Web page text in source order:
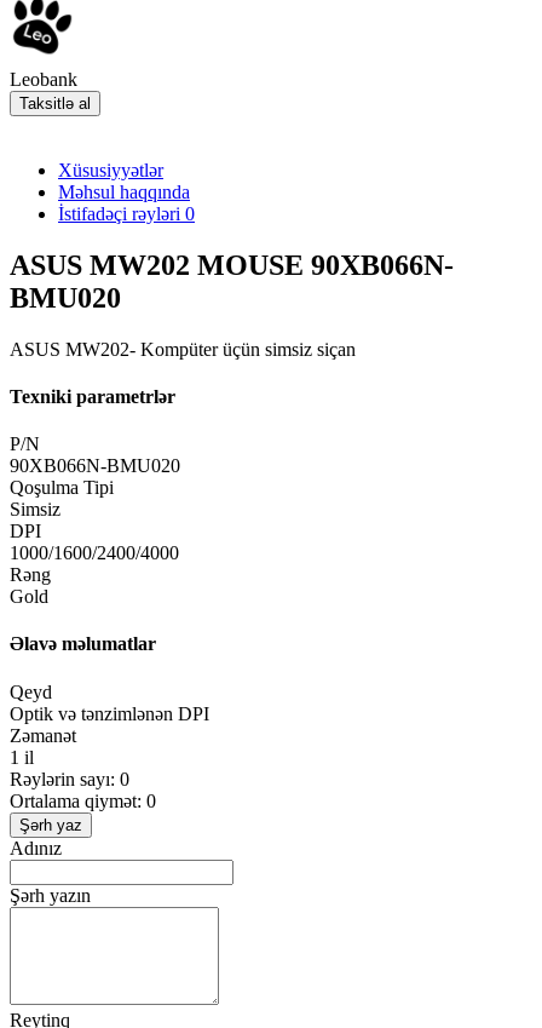
Leobank
Taksitlə al
Xüsusiyyətlər
Məhsul haqqında
İstifadəçi rəyləri 0
ASUS MW202 MOUSE 90XB066N-
BMU020
ASUS MW202- Kompüter üçün simsiz siçan
Texniki parametrlər
P/N
90XB066N-BMU020
Qoşulma Tipi
Simsiz
DPI
1000/1600/2400/4000
Rəng
Gold
Əlavə məlumatlar
Qeyd
Optik və tənzimlənən DPI
Zəmanət
1 il
Rəylərin sayı: 0
Ortalama qiymət: 0
Şərh yaz
Adınız
Şərh yazın
Reytinq